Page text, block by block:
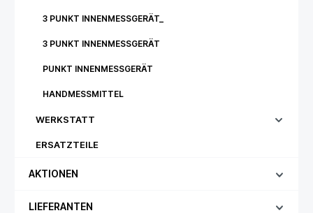
3 PUNKT INNENMESSGERÄT_
3 PUNKT INNENMESSGERÄT
PUNKT INNENMESSGERÄT
HANDMESSMITTEL
WERKSTATT
ERSATZTEILE
AKTIONEN
LIEFERANTEN